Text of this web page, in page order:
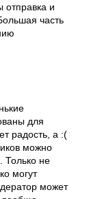
отправка и
часть
для
радость, а :(
можно
Только не
могут
может